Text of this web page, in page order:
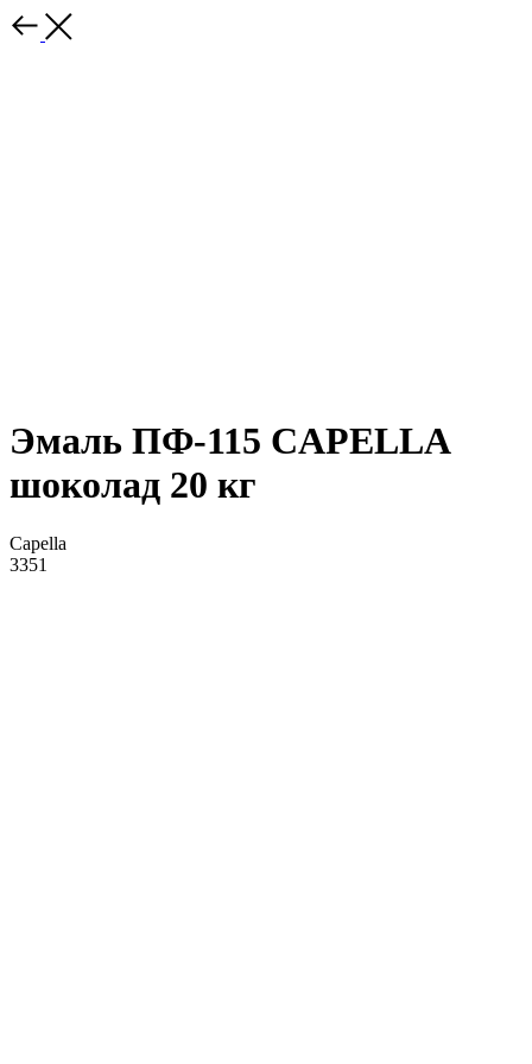
Эмаль ПФ-115 CAPELLA
шоколад 20 кг
Capella
3351